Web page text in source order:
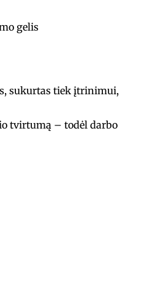
gelis
sukurtas tiek įtrinimui,
tvirtumą – todėl darbo